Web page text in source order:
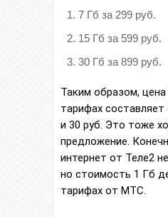
7 Гб за 299 руб.
15 Гб за 599 руб.
30 Гб за 899 руб.
Таким образом, цена
тарифах составляет
и 30 руб. Это тоже
предложение.
интернет от Теле2
но стоимость 1 Гб
тарифах от МТС.